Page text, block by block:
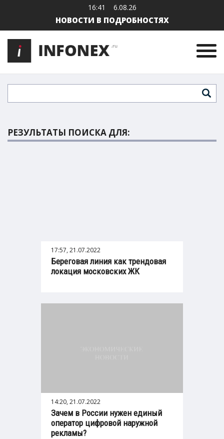
16:41 6.08.26
НОВОСТИ В ПОДРОБНОСТЯХ
РЕЗУЛЬТАТЫ ПОИСКА ДЛЯ:
17:57, 21.07.2022
Береговая линия как трендовая
локация московских ЖК
14:20, 21.07.2022
Зачем в России нужен единый
оператор цифровой наружной
рекламы?